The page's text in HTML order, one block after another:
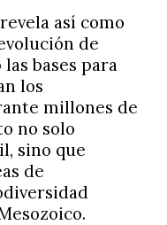
así como
de
bases para
los
millones de
no solo
sino que
de